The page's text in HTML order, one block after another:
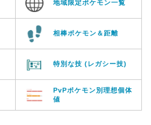
地域限定ポケモン一覧
相棒ポケモン＆距離
特別な技 (レガシー技)
PvPポケモン別理想個体
値